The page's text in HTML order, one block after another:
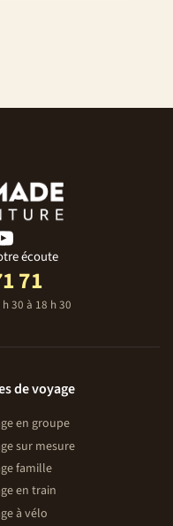
écoute
71
30 à 18 h 30
de voyage
en groupe
sur mesure
famille
en train
à vélo